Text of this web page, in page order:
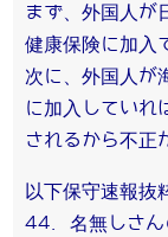
まず、外国人が
健康保険に加入
次に、外国人が
に加入していれ
されるから不正
以下保守速報抜
44. 名無しさ